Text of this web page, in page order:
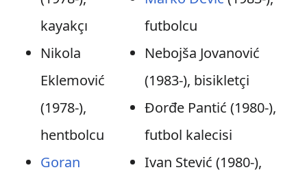
kayakçı
Nikola
Eklemović
(1978-),
hentbolcu
Goran
futbolcu
Nebojša Jovanović
(1983-), bisikletçi
Đorđe Pantić (1980-),
futbol kalecisi
Ivan Stević (1980-),